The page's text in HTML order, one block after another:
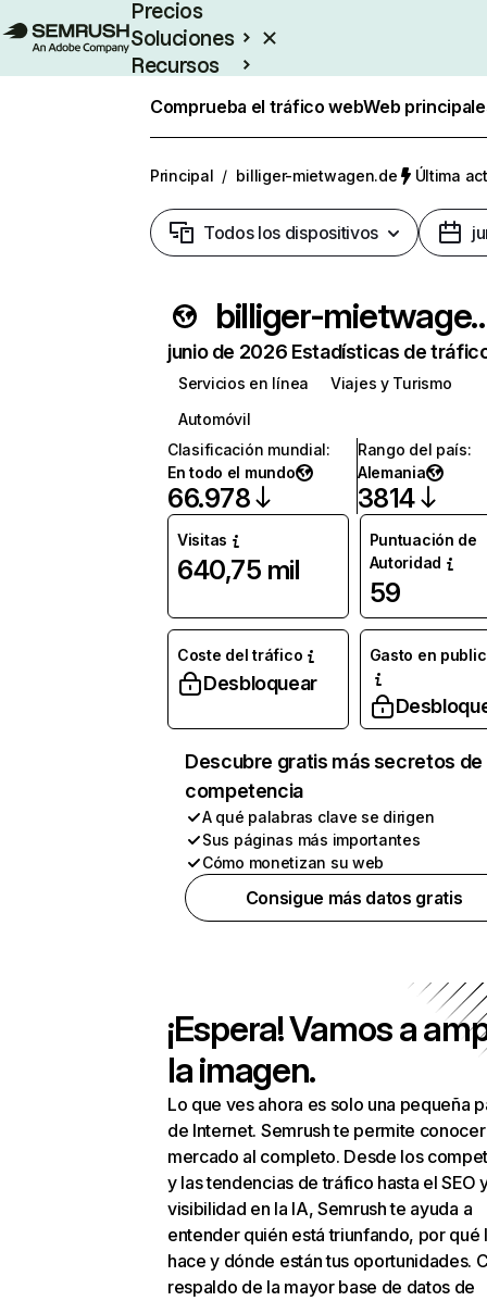
Precios
Soluciones
Recursos
Comprueba el tráfico webWeb
Principal / billiger-mietwagen.de Última
Todos los dispositivos
billiger-
junio de 2026 Estadísticas de
Servicios en línea
Viajes y Turismo
Automóvil
Clasificación mundial:
En todo el mundo
66.978
Rango del país:
Alemania
3814
Visitas
640,75 mil
Puntuación de
Autoridad
59
Coste del tráfico
Desbloquear
Gasto en
Descubre gratis más secretos de
competencia
A qué palabras clave se dirigen
Sus páginas más importantes
Cómo monetizan su web
Consigue más datos gratis
¡Espera! Vamos a
la imagen.
Lo que ves ahora es solo una pequeña
de Internet. Semrush te permite
mercado al completo. Desde los
y las tendencias de tráfico hasta el SEO
visibilidad en la IA, Semrush te ayuda a
entender quién está triunfando, por qué
hace y dónde están tus oportunidades.
respaldo de la mayor base de datos de